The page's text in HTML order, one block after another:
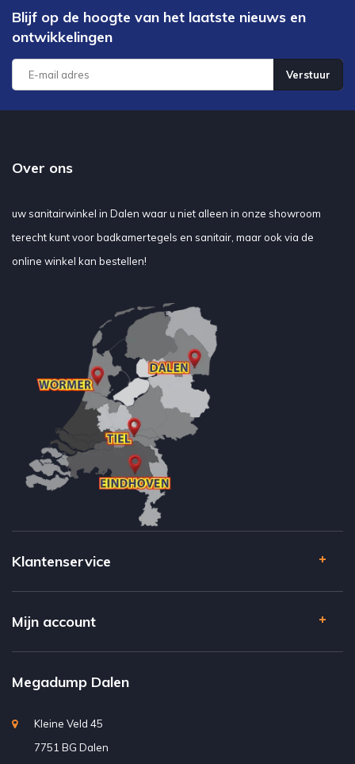
Blijf op de hoogte van het laatste nieuws en
ontwikkelingen
Verstuur
Over ons
uw sanitairwinkel in Dalen waar u niet alleen in onze showroom
terecht kunt voor badkamertegels en sanitair, maar ook via de
online winkel kan bestellen!
Klantenservice
Mijn account
Megadump Dalen
Kleine Veld 45
7751 BG Dalen